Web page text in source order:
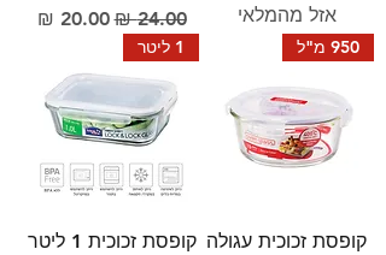
אזל מהמלאי
מחיר רגיל‏24.00 ‏₪ מחיר מבצע‏20.00 ‏₪
950 מ"ל
קופסת זכוכית עגולה
1 ליטר
קופסת זכוכית 1 ליטר